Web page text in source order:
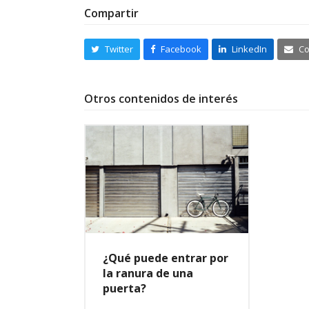
Compartir
Twitter Facebook LinkedIn
Otros contenidos de interés
¿Qué puede entrar por
la ranura de una
puerta?